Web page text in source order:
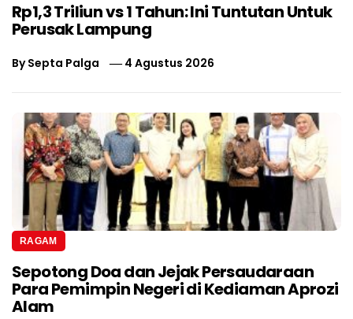
Rp1,3 Triliun vs 1 Tahun: Ini Tuntutan Untuk
Perusak Lampung
BySepta Palga 4 Agustus 2026
RAGAM
Sepotong Doa dan Jejak Persaudaraan
Para Pemimpin Negeri di Kediaman Aprozi
Alam